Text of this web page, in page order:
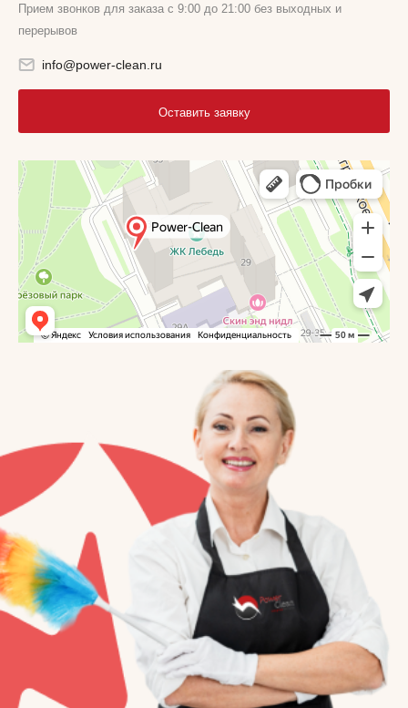
Прием звонков для заказа с 9:00 до 21:00 без выходных и
перерывов
info@power-clean.ru
Оставить заявку